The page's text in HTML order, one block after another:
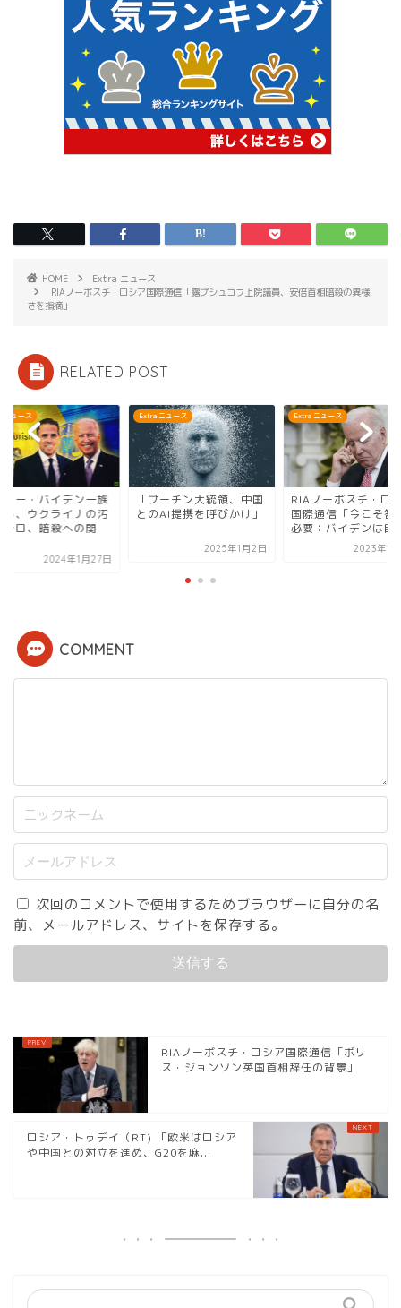
HOME
Extra ニュース
RIAノーボスチ・ロシア国際通信「露プシュコフ上院議員、安倍首相暗殺の異様
さを指摘」
RELATED POST
ニュース
ーチン大統領、中国
AI提携を呼びかけ」
Extra ニュース
RIAノーボスチ・ロシア
国際通信「今こそ答えが
2023年1月24日
Extra ニュース
「ジョー・バイデン
による、ウクライナ
職、テロ、暗殺への
COMMENT
次回のコメントで使用するためブラウザーに自分の名
前、メールアドレス、サイトを保存する。
RIAノーボスチ・ロシア国際通信「ボリ
ス・ジョンソン英国首相辞任の背景」
ロシア・トゥデイ（RT) 「欧米はロシア
や中国との対立を進め、G20を麻...